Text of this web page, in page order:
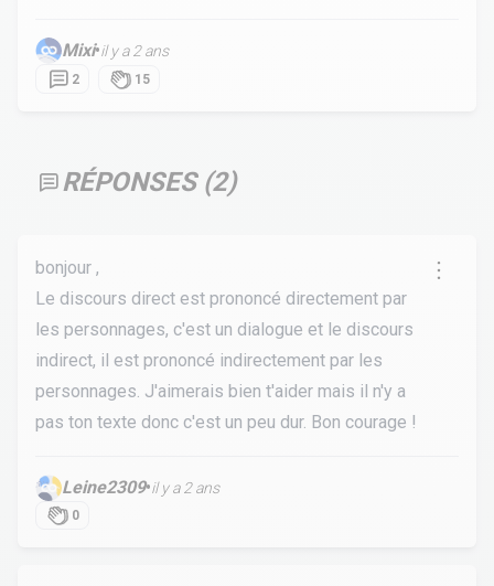
Mixi•il y a 2 ans
2 15
RÉPONSES (2)
bonjour ,
Le discours direct est prononcé directement par
les personnages, c'est un dialogue et le discours
indirect, il est prononcé indirectement par les
personnages. J'aimerais bien t'aider mais il n'y a
pas ton texte donc c'est un peu dur. Bon courage !
Leine2309•il y a 2 ans
0